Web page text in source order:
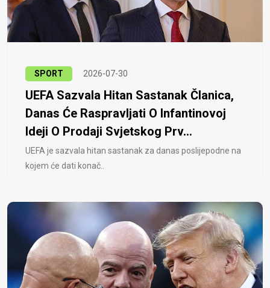
SPORT 2026-07-30
UEFA Sazvala Hitan Sastanak Članica,
Danas Će Raspravljati O Infantinovoj
Ideji O Prodaji Svjetskog Prv...
UEFA je sazvala hitan sastanak za danas poslijepodne na
kojem će dati konač..